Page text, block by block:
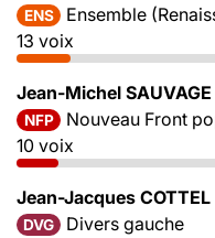
ENS
Ensemble
13 voix
Jean-Michel SAUVAGE
NFP
Nouveau Front
10 voix
Jean-Jacques COTTEL
DVG
Divers gauche